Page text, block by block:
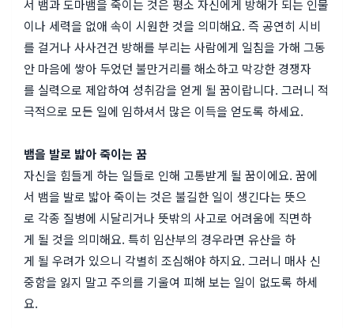
서 뱀과 도마뱀을 죽이는 것은 평소 자신에게 방해가 되는 인물
이나 세력을 없애 속이 시원한 것을 의미해요. 즉 공연히 시비
를 걸거나 사사건건 방해를 부리는 사람에게 일침을 가해 그동
안 마음에 쌓아 두었던 불만거리를 해소하고 막강한 경쟁자
를 실력으로 제압하여 성취감을 얻게 될 꿈이랍니다. 그러니 적
극적으로 모든 일에 임하셔서 많은 이득을 얻도록 하세요.
뱀을 발로 밟아 죽이는 꿈
자신을 힘들게 하는 일들로 인해 고통받게 될 꿈이에요. 꿈에
서 뱀을 발로 밟아 죽이는 것은 불길한 일이 생긴다는 뜻으
로 각종 질병에 시달리거나 뜻밖의 사고로 어려움에 직면하
게 될 것을 의미해요. 특히 임산부의 경우라면 유산을 하
게 될 우려가 있으니 각별히 조심해야 하지요. 그러니 매사 신
중함을 잃지 말고 주의를 기울여 피해 보는 일이 없도록 하세
요.